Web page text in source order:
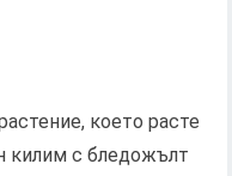
което расте
килим с бледожълт